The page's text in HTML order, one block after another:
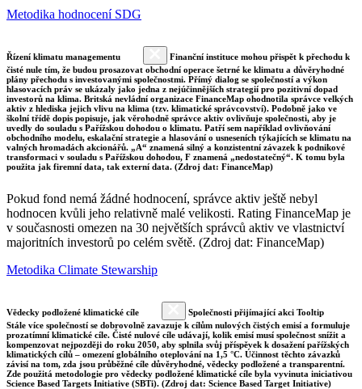
Metodika hodnocení SDG
Řízení klimatu managementu
Finanční instituce mohou přispět k přechodu k
čisté nule tím, že budou prosazovat obchodní operace šetrné ke klimatu a důvěryhodné
plány přechodu s investovanými společnostmi. Přímý dialog se společností a výkon
hlasovacích práv se ukázaly jako jedna z nejúčinnějších strategií pro pozitivní dopad
investorů na klima. Britská nevládní organizace FinanceMap ohodnotila správce velkých
aktiv z hlediska jejich vlivu na klima (tzv. klimatické správcovství). Podobně jako ve
školní třídě dopis popisuje, jak věrohodně správce aktiv ovlivňuje společnosti, aby je
uvedly do souladu s Pařížskou dohodou o klimatu. Patří sem například ovlivňování
obchodního modelu, eskalační strategie a hlasování o usneseních týkajících se klimatu na
valných hromadách akcionářů. „A“ znamená silný a konzistentní závazek k podnikové
transformaci v souladu s Pařížskou dohodou, F znamená „nedostatečný“. K tomu byla
použita jak firemní data, tak externí data. (Zdroj dat: FinanceMap)
Pokud fond nemá žádné hodnocení, správce aktiv ještě nebyl
hodnocen kvůli jeho relativně malé velikosti. Rating FinanceMap je
v současnosti omezen na 30 největších správců aktiv ve vlastnictví
majoritních investorů po celém světě. (Zdroj dat: FinanceMap)
Metodika Climate Stewarship
Vědecky podložené klimatické cíle
Společnosti přijímající akci Tooltip
Stále více společností se dobrovolně zavazuje k cílům nulových čistých emisí a formuluje
prozatímní klimatické cíle. Čisté nulové cíle udávají, kolik emisí musí společnost snížit a
kompenzovat nejpozději do roku 2050, aby splnila svůj příspěvek k dosažení pařížských
klimatických cílů – omezení globálního oteplování na 1,5 °C. Účinnost těchto závazků
závisí na tom, zda jsou průběžné cíle důvěryhodné, vědecky podložené a transparentní.
Zde použitá metodologie pro vědecky podložené klimatické cíle byla vyvinuta iniciativou
Science Based Targets Initiative (SBTi). (Zdroj dat: Science Based Target Initiative)